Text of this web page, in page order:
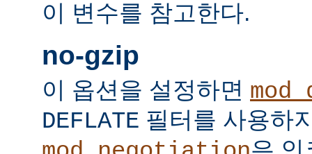
이 변수를 참고한다.
no-gzip
이 옵션을 설정하면
DEFLATE 필터를 사용하